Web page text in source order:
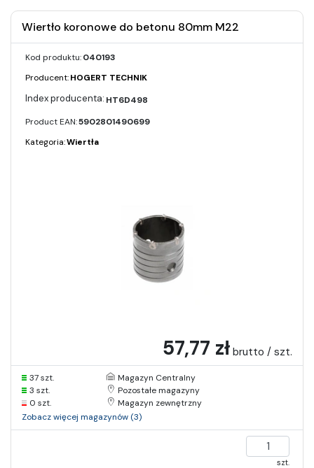
Wiertło koronowe do betonu 80mm M22
Kod produktu:040193
Producent:HOGERT TECHNIK
HT6D498
Product EAN:5902801490699
Kategoria:Wiertła
57,77 zł brutto / szt.
37 szt.
Magazyn Centralny
3 szt.
Pozostałe magazyny
0 szt.
Magazyn zewnętrzny
Zobacz więcej magazynów (3)
szt.